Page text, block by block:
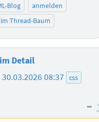
Blog
anmelden
Thread-Baum
Detail
30.03.2026 08:37 css
–